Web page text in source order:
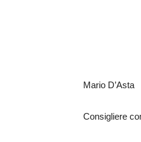
Mario D’Asta
Consigliere